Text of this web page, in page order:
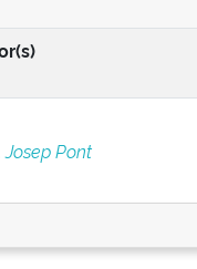
Josep Pont